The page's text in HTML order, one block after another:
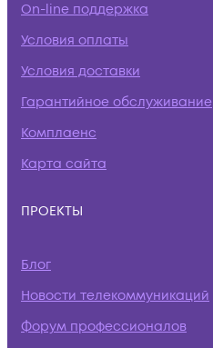
On-line поддержка
Условия оплаты
Условия доставки
Гарантийное обслуживание
Комплаенс
Карта сайта
ПРОЕКТЫ
Блог
Новости телекоммуникаций
Форум профессионалов